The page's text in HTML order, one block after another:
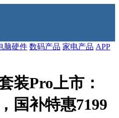
脑硬件 数码产品 家电产品 APP
装Pro上市：
国补特惠7199